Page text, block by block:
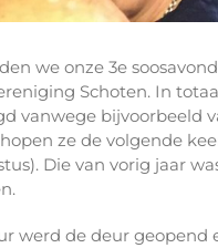
we onze 3e
Schoten. In
vanwege bijvoorbeeld
ze de volgende
Die van vorig jaar
werd de deur